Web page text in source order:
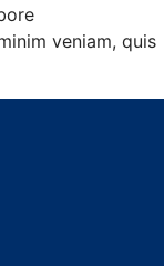
veniam, quis